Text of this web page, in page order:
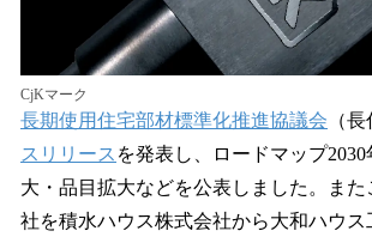
す
CjKマーク
長期使用住宅部材標準化推進協議会 （
スリリース を発表し、ロードマップ
大・品目拡大などを公表しました。また
社を積水ハウス株式会社から大和ハウ